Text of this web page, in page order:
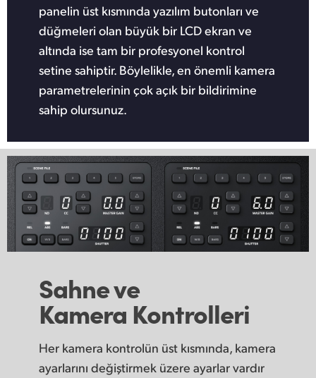
panelin üst kısmında yazılım butonları ve
düğmeleri olan büyük bir LCD ekran ve
altında ise tam bir profesyonel kontrol
setine sahiptir. Böylelikle, en önemli kamera
parametrelerinin çok açık bir bildirimine
sahip olursunuz.
Sahne ve
Kamera Kontrolleri
Her kamera kontrolün üst kısmında, kamera
ayarlarını değiştirmek üzere ayarlar vardır